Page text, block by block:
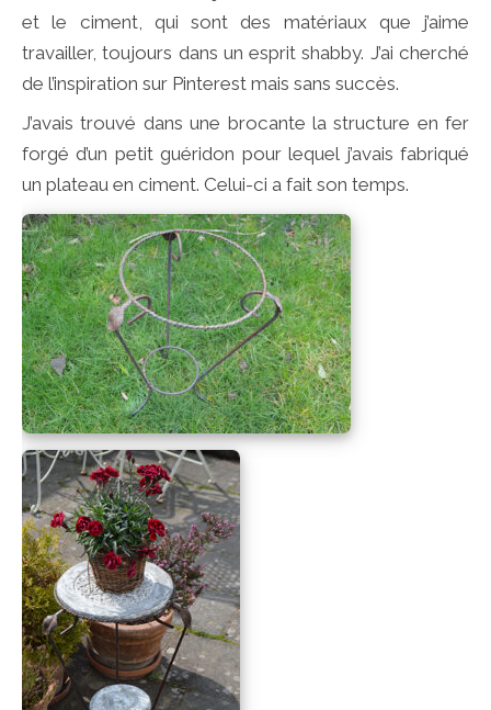
et le ciment, qui sont des matériaux que j’aime
travailler, toujours dans un esprit shabby. J’ai cherché
de l’inspiration sur Pinterest mais sans succès.
J’avais trouvé dans une brocante la structure en fer
forgé d’un petit guéridon pour lequel j’avais fabriqué
un plateau en ciment. Celui-ci a fait son temps.